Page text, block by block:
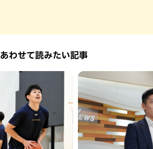
あわせて読みたい記事